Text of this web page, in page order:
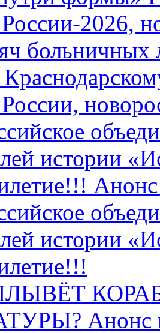
2026,
больничных
истории
истории
Анонс